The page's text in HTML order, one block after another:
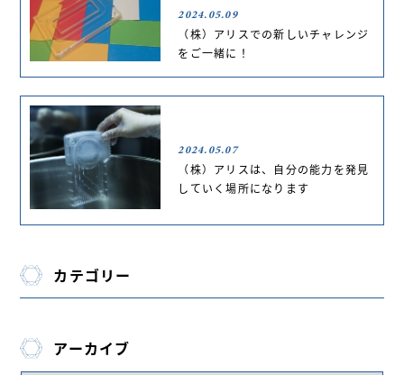
2024.05.09
（株）アリスでの新しいチャレンジ
をご一緒に！
2024.05.07
（株）アリスは、自分の能力を発見
していく場所になります
カテゴリー
アーカイブ